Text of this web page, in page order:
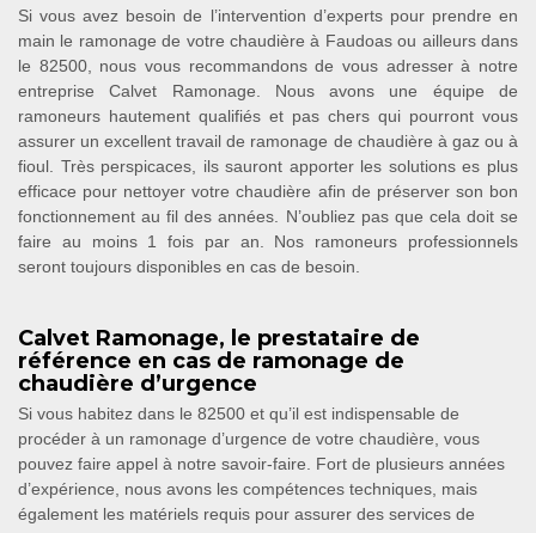
Si vous avez besoin de l’intervention d’experts pour prendre en
main le ramonage de votre chaudière à Faudoas ou ailleurs dans
le 82500, nous vous recommandons de vous adresser à notre
entreprise Calvet Ramonage. Nous avons une équipe de
ramoneurs hautement qualifiés et pas chers qui pourront vous
assurer un excellent travail de ramonage de chaudière à gaz ou à
fioul. Très perspicaces, ils sauront apporter les solutions es plus
efficace pour nettoyer votre chaudière afin de préserver son bon
fonctionnement au fil des années. N’oubliez pas que cela doit se
faire au moins 1 fois par an. Nos ramoneurs professionnels
seront toujours disponibles en cas de besoin.
Calvet Ramonage, le prestataire de
référence en cas de ramonage de
chaudière d’urgence
Si vous habitez dans le 82500 et qu’il est indispensable de
procéder à un ramonage d’urgence de votre chaudière, vous
pouvez faire appel à notre savoir-faire. Fort de plusieurs années
d’expérience, nous avons les compétences techniques, mais
également les matériels requis pour assurer des services de